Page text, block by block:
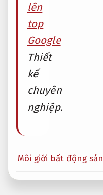
lên
top
Google
Thiết
kế
chuyên
nghiệp.
Môi giới bất động sản